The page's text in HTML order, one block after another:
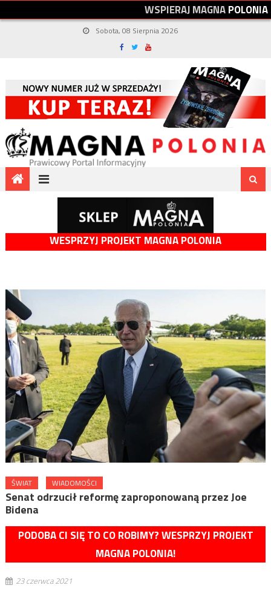
WSPIERAJMAGNAPOLONIA
Sobota, 08 Sierpnia 2026
WESPRZYJ PROJEKT MAGNA POLONIA
ŚWIAT WIADOMOŚCI
Senat odrzucił reformę zaproponowaną przez Joe
Bidena
PODOBA CI SIĘ TO CO ROBIMY? WESPRZYJ PROJEKT
MAGNA POLONIA!
23 czerwca 2021